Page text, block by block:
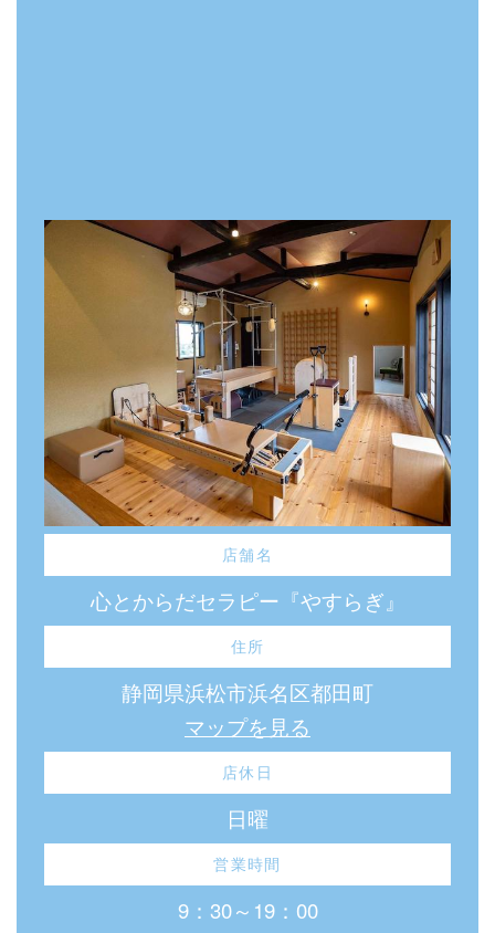
店舗名
心とからだセラピー『やすらぎ』
住所
静岡県浜松市浜名区都田町
マップを見る
店休日
日曜
営業時間
9：30～19：00